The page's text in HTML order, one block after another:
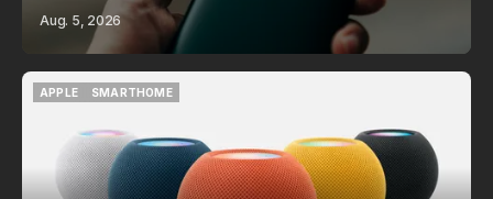
Aug. 5, 2026
APPLE
SMARTHOME